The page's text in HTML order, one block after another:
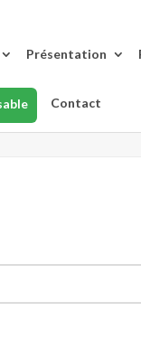
Présentation
Contact